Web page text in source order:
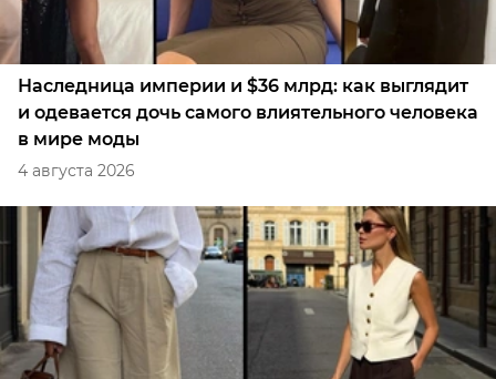
Наследница империи и $36 млрд: как выглядит
и одевается дочь самого влиятельного человека
в мире моды
4 августа 2026